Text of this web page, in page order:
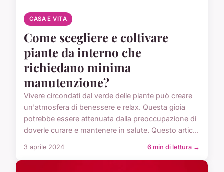
CASA E VITA
Come scegliere e coltivare
piante da interno che
richiedano minima
manutenzione?
Vivere circondati dal verde delle piante può creare
un'atmosfera di benessere e relax. Questa gioia
potrebbe essere attenuata dalla preoccupazione di
doverle curare e mantenere in salute. Questo artic...
3 aprile 2024 6 min di lettura →